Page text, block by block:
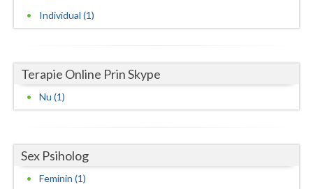
Satu-Mare
Suceava
Teleorman
Timis
Tulcea
Individual (1)
Terapie Online Prin Skype
Nu (1)
Sex Psiholog
Feminin (1)